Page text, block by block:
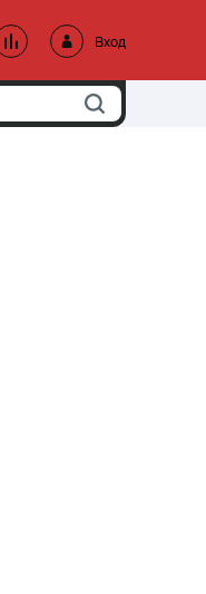
Вход